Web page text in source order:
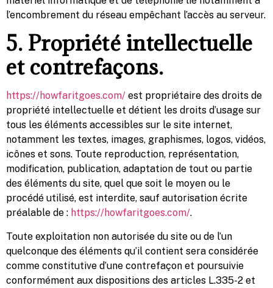
l’encombrement du réseau empêchant l’accès au serveur.
5. Propriété intellectuelle
et contrefaçons.
https://howfaritgoes.com/ est propriétaire des droits de
propriété intellectuelle et détient les droits d’usage sur
tous les éléments accessibles sur le site internet,
notamment les textes, images, graphismes, logos, vidéos,
icônes et sons. Toute reproduction, représentation,
modification, publication, adaptation de tout ou partie
des éléments du site, quel que soit le moyen ou le
procédé utilisé, est interdite, sauf autorisation écrite
préalable de : https://howfaritgoes.com/.
Toute exploitation non autorisée du site ou de l’un
quelconque des éléments qu’il contient sera considérée
comme constitutive d’une contrefaçon et poursuivie
conformément aux dispositions des articles L.335-2 et